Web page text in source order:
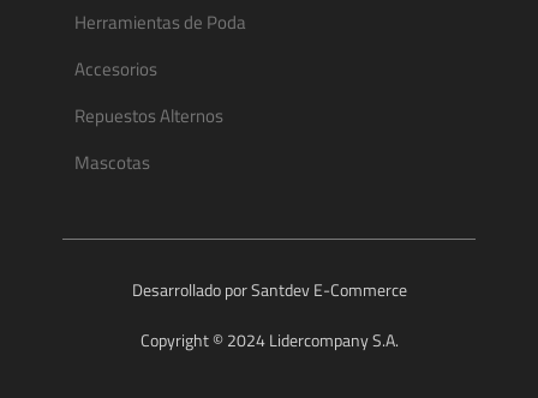
Herramientas de Poda
Accesorios
Repuestos Alternos
Mascotas
Desarrollado por Santdev E-Commerce
Copyright © 2024 Lidercompany S.A.